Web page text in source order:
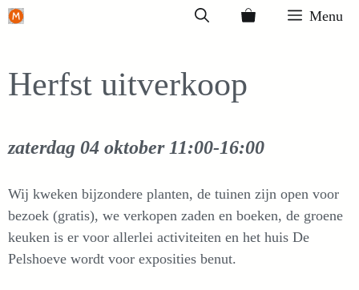
Ga
inhoud
Menu
Herfst uitverkoop
zaterdag 04 oktober 11:00-16:00
Wij kweken bijzondere planten, de tuinen zijn open voor
bezoek (gratis), we verkopen zaden en boeken, de groene
keuken is er voor allerlei activiteiten en het huis De
Pelshoeve wordt voor exposities benut.